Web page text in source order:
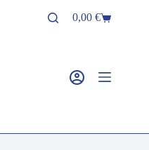
Warenkorb
0,00€